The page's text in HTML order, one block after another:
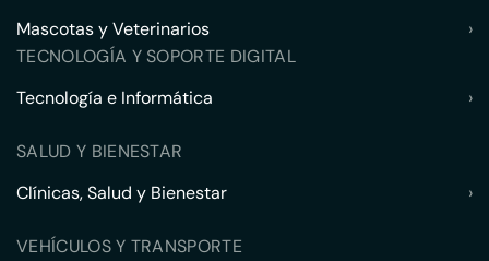
Mascotas y Veterinarios
›
TECNOLOGÍA Y SOPORTE DIGITAL
Tecnología e Informática
›
SALUD Y BIENESTAR
Clínicas, Salud y Bienestar
›
VEHÍCULOS Y TRANSPORTE